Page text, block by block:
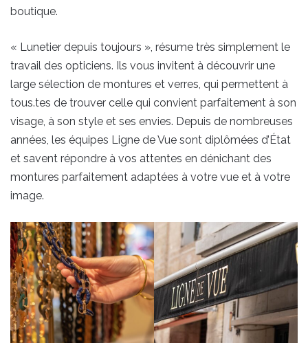
boutique.
« Lunetier depuis toujours », résume très simplement le
travail des opticiens. Ils vous invitent à découvrir une
large sélection de montures et verres, qui permettent à
tous.tes de trouver celle qui convient parfaitement à son
visage, à son style et ses envies. Depuis de nombreuses
années, les équipes Ligne de Vue sont diplômées d’État
et savent répondre à vos attentes en dénichant des
montures parfaitement adaptées à votre vue et à votre
image.